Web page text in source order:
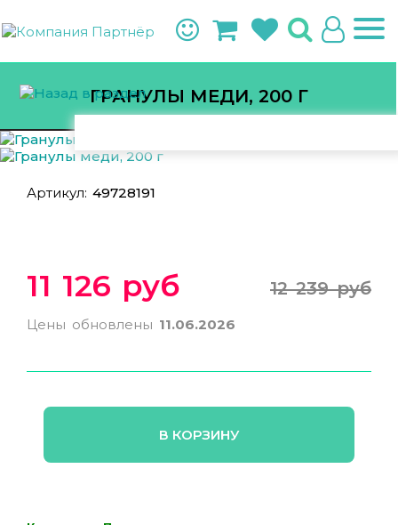
ГРАНУЛЫ МЕДИ, 200 Г
Артикул: 49728191
11 126 руб 12 239 руб
Цены обновлены 11.06.2026
В КОРЗИНУ